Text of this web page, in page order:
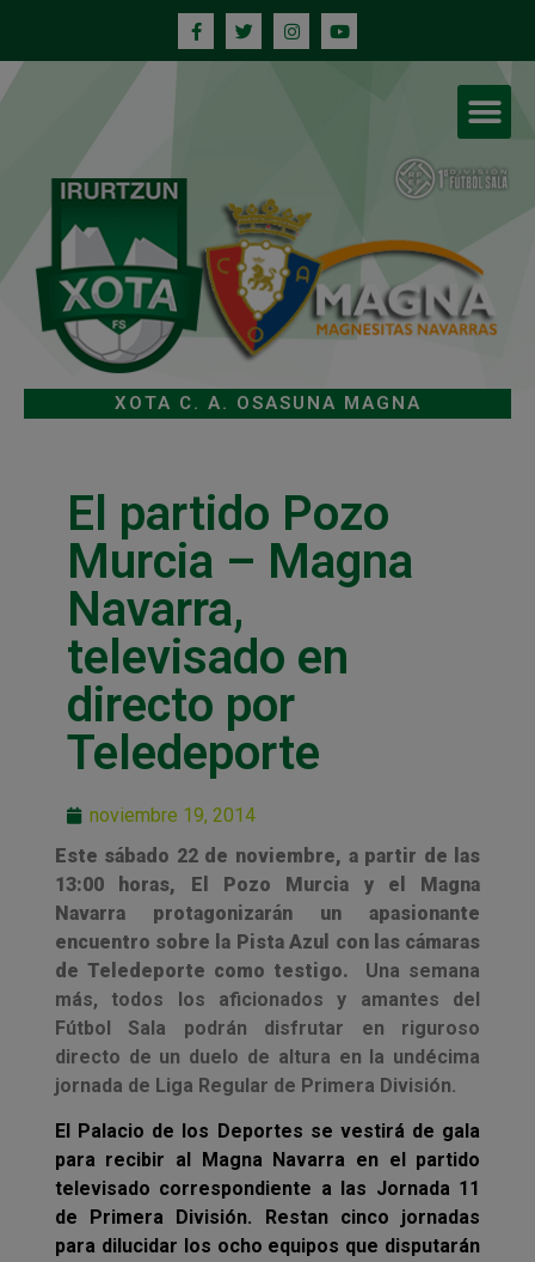
XOTA C. A. OSASUNA MAGNA
El partido Pozo
Murcia – Magna
Navarra,
televisado en
directo por
Teledeporte
noviembre 19, 2014
Este sábado 22 de noviembre, a partir de las
13:00 horas, El Pozo Murcia y el Magna
Navarra protagonizarán un apasionante
encuentro sobre la Pista Azul con las cámaras
de Teledeporte como testigo.
Una semana
más, todos los aficionados y amantes del
Fútbol Sala podrán disfrutar en riguroso
directo de un duelo de altura en la undécima
jornada de Liga Regular de Primera División.
El Palacio de los Deportes se vestirá de gala
para recibir al Magna Navarra en el partido
televisado correspondiente a las Jornada 11
de Primera División. Restan cinco jornadas
para dilucidar los ocho equipos que disputarán